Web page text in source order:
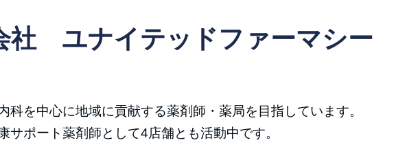
社 ユナイテッドファーマシー
科を中心に地域に貢献する薬剤師・薬局を目指しています。
サポート薬剤師として4店舗とも活動中です。